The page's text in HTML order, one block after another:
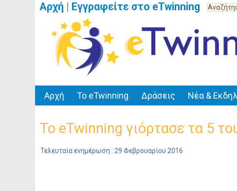
Αρχή | Εγγραφείτε στο eTwinning
Αρχή Το eTwinning Δράσεις Νέα &
To eTwinning γιόρτασε τα 5
Τελευταία ενημέρωση : 29 Φεβρουαρίου 2016